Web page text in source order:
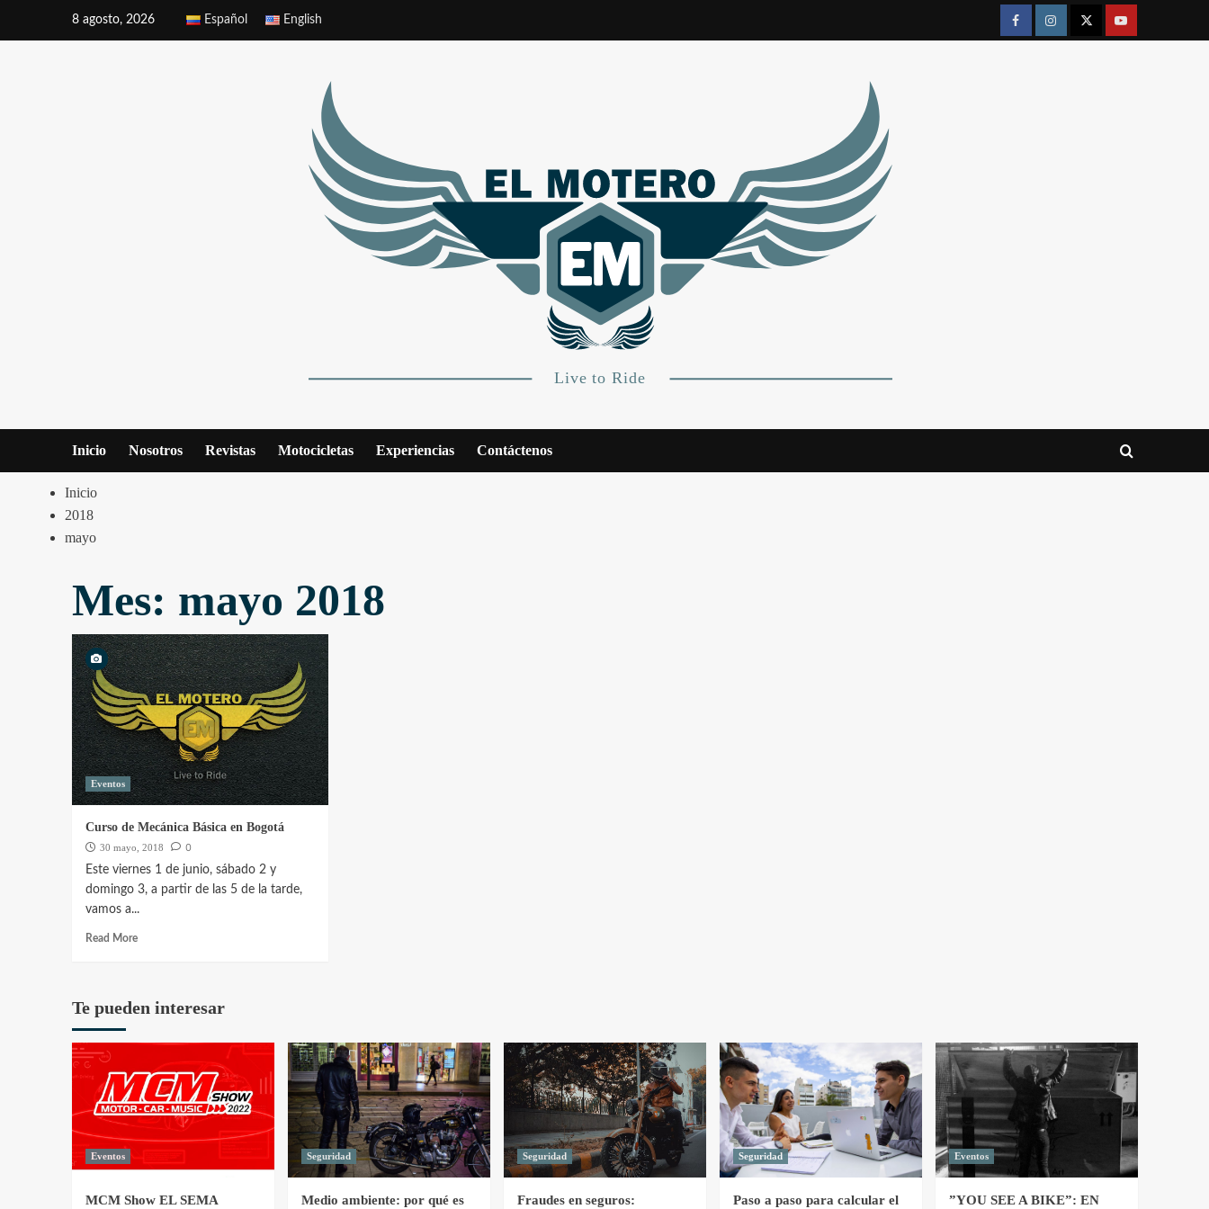
8 agosto, 2026 Español English
Inicio Nosotros Revistas Motocicletas Experiencias Contáctenos
Inicio
2018
mayo
Mes: mayo 2018
Eventos
Curso de Mecánica Básica en Bogotá
30 mayo, 2018
0
Este viernes 1 de junio, sábado 2 y
domingo 3, a partir de las 5 de la tarde,
vamos a...
Read More
Te pueden interesar
Eventos
MCM Show EL SEMA
Seguridad
Medio ambiente: por qué es
Seguridad
Fraudes en seguros:
Seguridad
Paso a paso para calcular el
Eventos
”YOU SEE A BIKE”: EN